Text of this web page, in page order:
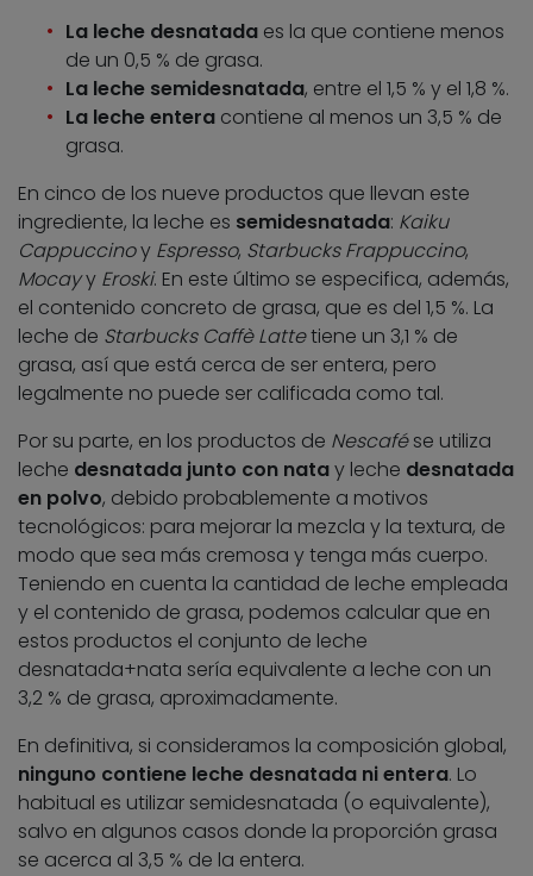
La leche desnatada es la que contiene menos
de un 0,5 % de grasa.
La leche semidesnatada, entre el 1,5 % y el 1,8 %.
La leche entera contiene al menos un 3,5 % de
grasa.
En cinco de los nueve productos que llevan este
ingrediente, la leche es semidesnatada: Kaiku
Cappuccinoy Espresso, Starbucks Frappuccino,
Mocayy Eroski. En este último se especifica, además,
el contenido concreto de grasa, que es del 1,5 %. La
leche de Starbucks Caffè Lattetiene un 3,1 % de
grasa, así que está cerca de ser entera, pero
legalmente no puede ser calificada como tal.
Por su parte, en los productos de Nescafése utiliza
leche desnatada junto con natay leche desnatada
en polvo, debido probablemente a motivos
tecnológicos: para mejorar la mezcla y la textura, de
modo que sea más cremosa y tenga más cuerpo.
Teniendo en cuenta la cantidad de leche empleada
y el contenido de grasa, podemos calcular que en
estos productos el conjunto de leche
desnatada+nata sería equivalente a leche con un
3,2 % de grasa, aproximadamente.
En definitiva, si consideramos la composición global,
ninguno contiene leche desnatada ni entera. Lo
habitual es utilizar semidesnatada (o equivalente),
salvo en algunos casos donde la proporción grasa
se acerca al 3,5 % de la entera.